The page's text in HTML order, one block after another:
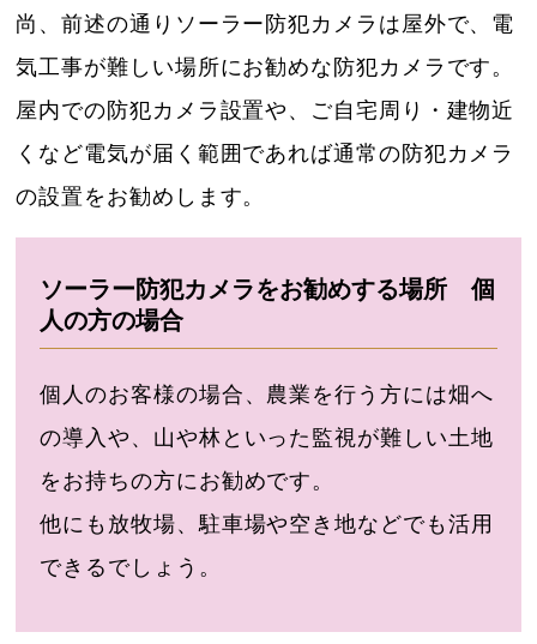
尚、前述の通りソーラー防犯カメラは屋外で、電
気工事が難しい場所にお勧めな防犯カメラです。
屋内での防犯カメラ設置や、ご自宅周り・建物近
くなど電気が届く範囲であれば通常の防犯カメラ
の設置をお勧めします。
ソーラー防犯カメラをお勧めする場所 個
人の方の場合
個人のお客様の場合、農業を行う方には畑へ
の導入や、山や林といった監視が難しい土地
をお持ちの方にお勧めです。
他にも放牧場、駐車場や空き地などでも活用
できるでしょう。